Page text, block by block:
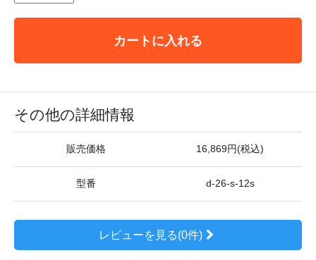
カートに入れる
その他の詳細情報
販売価格 16,869円(税込)
型番 d-26-s-12s
レビューを見る(0件)